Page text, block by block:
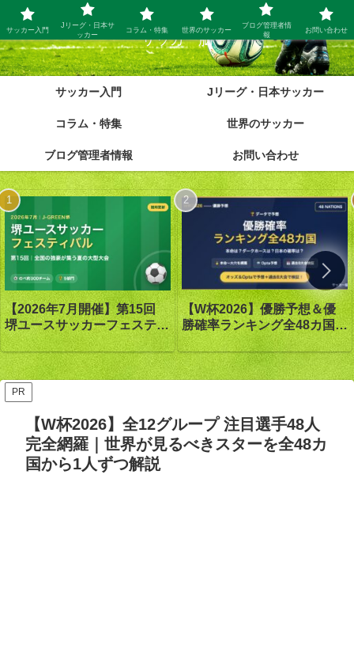
サッカー脳
サッカー入門 Jリーグ・日本サッカー
コラム・特集 世界のサッカー
ブログ管理者情報 お問い合わせ
【2026年7月開催】第15回
堺ユースサッカーフェスティ
バル in J-GREEN堺｜大会概
要・日程・参加カテゴリ【随
時更新】
【W杯2026】優勝予想＆優
勝確率ランキング全48カ国｜
優勝は1番人気スペイン｜オ
ッズ答え合わせ【Opta検
証】
PR
【W杯2026】全12グループ 注目選手48人
完全網羅｜世界が見るべきスターを全48カ
国から1人ずつ解説
サッカー入門
Jリーグ・日本サ
ッカー
コラム・特集 世界のサッカー
ブログ管理者情
報
お問い合わせ